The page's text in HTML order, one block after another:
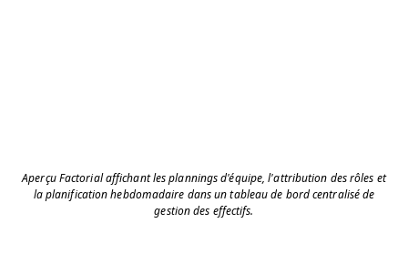
Aperçu Factorial affichant les plannings d'équipe, l'attribution des rôles et
la planification hebdomadaire dans un tableau de bord centralisé de
gestion des effectifs.